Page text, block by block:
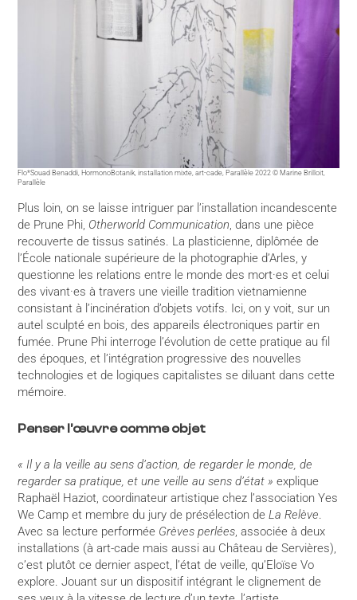
Flo*Souad Benaddi, HormonoBotanik, installation mixte, art-cade, Parallèle 2022 © Marine Brilloit,
Parallèle
Plus loin, on se laisse intriguer par l’installation incandescente
de Prune Phi, Otherworld Communication, dans une pièce
recouverte de tissus satinés. La plasticienne, diplômée de
l’École nationale supérieure de la photographie d’Arles, y
questionne les relations entre le monde des mort·es et celui
des vivant·es à travers une vieille tradition vietnamienne
consistant à l’incinération d’objets votifs. Ici, on y voit, sur un
autel sculpté en bois, des appareils électroniques partir en
fumée. Prune Phi interroge l’évolution de cette pratique au fil
des époques, et l’intégration progressive des nouvelles
technologies et de logiques capitalistes se diluant dans cette
mémoire.
Penser l’œuvre comme objet
« Il y a la veille au sens d’action, de regarder le monde, de
regarder sa pratique, et une veille au sens d’état »explique
Raphaël Haziot, coordinateur artistique chez l’association Yes
We Camp et membre du jury de présélection deLa Relève.
Avec sa lecture performée Grèves perlées, associée à deux
installations (à art-cade mais aussi au Château de Servières),
c’est plutôt ce dernier aspect, l’état de veille, qu’Eloïse Vo
explore. Jouant sur un dispositif intégrant le clignement de